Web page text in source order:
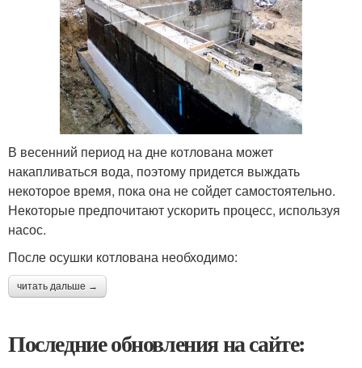
В весенний период на дне котлована может
накапливаться вода, поэтому придется выждать
некоторое время, пока она не сойдет самостоятельно.
Некоторые предпочитают ускорить процесс, используя
насос.
После осушки котлована необходимо:
читать дальше →
Последние обновления на сайте: